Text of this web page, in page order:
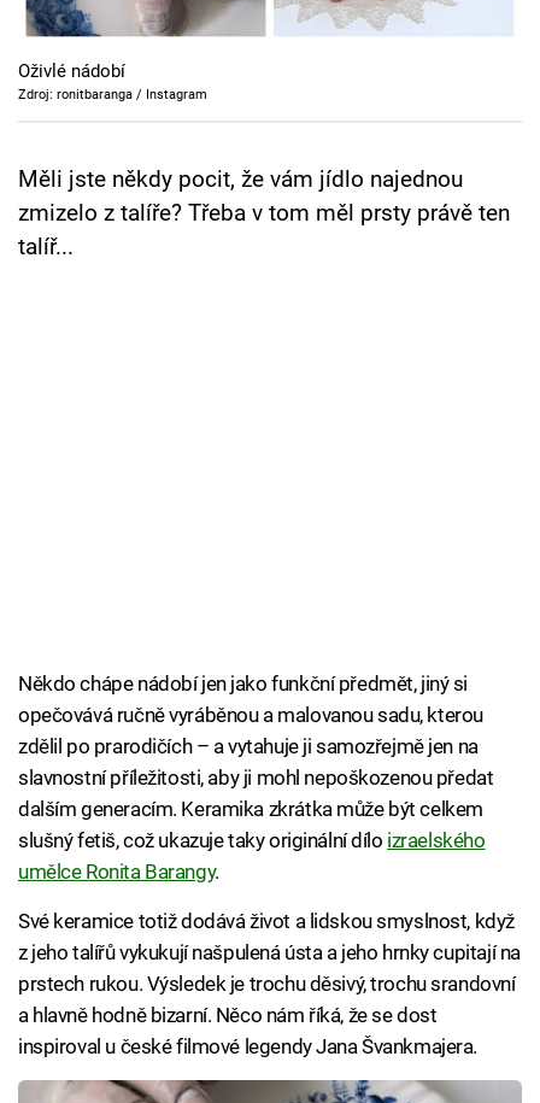
Cool Esport
Pořady
Sledujte prima+
Oživlé nádobí
Zdroj: ronitbaranga / Instagram
Měli jste někdy pocit, že vám jídlo najednou
zmizelo z talíře? Třeba v tom měl prsty právě ten
talíř...
Někdo chápe nádobí jen jako funkční předmět, jiný si
opečovává ručně vyráběnou a malovanou sadu, kterou
zdělil po prarodičích – a vytahuje ji samozřejmě jen na
slavnostní příležitosti, aby ji mohl nepoškozenou předat
dalším generacím. Keramika zkrátka může být celkem
slušný fetiš, což ukazuje taky originální dílo izraelského
umělce Ronita Barangy.
Své keramice totiž dodává život a lidskou smyslnost, když
z jeho talířů vykukují našpulená ústa a jeho hrnky cupitají na
prstech rukou. Výsledek je trochu děsivý, trochu srandovní
a hlavně hodně bizarní. Něco nám říká, že se dost
inspiroval u české filmové legendy Jana Švankmajera.